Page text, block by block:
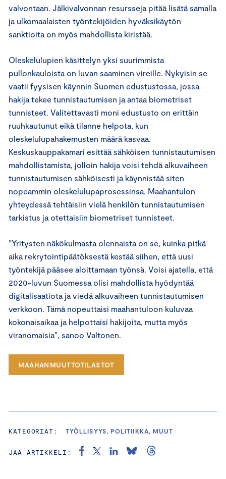
valvontaan. Jälkivalvonnan resursseja pitää lisätä samalla
ja ulkomaalaisten työntekijöiden hyväksikäytön
sanktioita on myös mahdollista kiristää.
Oleskelulupien käsittelyn yksi suurimmista
pullonkauloista on luvan saaminen vireille. Nykyisin se
vaatii fyysisen käynnin Suomen edustustossa, jossa
hakija tekee tunnistautumisen ja antaa biometriset
tunnisteet. Valitettavasti moni edustusto on erittäin
ruuhkautunut eikä tilanne helpota, kun
oleskelulupahakemusten määrä kasvaa.
Keskuskauppakamari esittää sähköisen tunnistautumisen
mahdollistamista, jolloin hakija voisi tehdä alkuvaiheen
tunnistautumisen sähköisesti ja käynnistää siten
nopeammin oleskelulupaprosessinsa. Maahantulon
yhteydessä tehtäisiin vielä henkilön tunnistautumisen
tarkistus ja otettaisiin biometriset tunnisteet.
”Yritysten näkökulmasta olennaista on se, kuinka pitkä
aika rekrytointipäätöksestä kestää siihen, että uusi
työntekijä pääsee aloittamaan työnsä. Voisi ajatella, että
2020-luvun Suomessa olisi mahdollista hyödyntää
digitalisaatiota ja viedä alkuvaiheen tunnistautumisen
verkkoon. Tämä nopeuttaisi maahantuloon kuluvaa
kokonaisaikaa ja helpottaisi hakijoita, mutta myös
viranomaisia”, sanoo Valtonen.
MAAHANMUUTTOTILASTOT
KATEGORIAT: TYÖLLISYYS, POLITIIKKA, MUUT
JAA ARTIKKELI: